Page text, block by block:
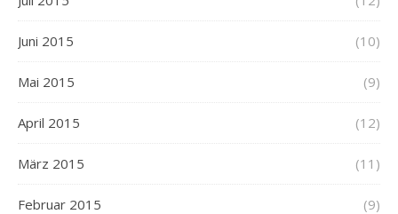
Juni 2015 (10)
Mai 2015 (9)
April 2015 (12)
März 2015 (11)
Februar 2015 (9)